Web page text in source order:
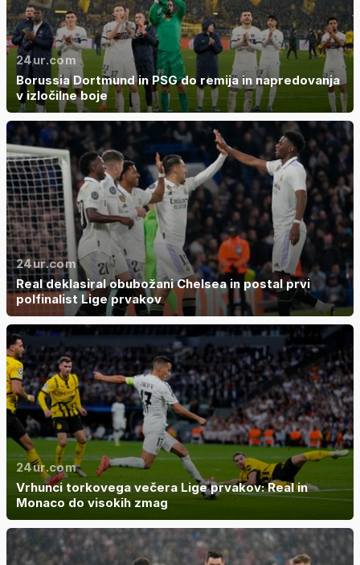
24ur.com
Borussia Dortmund in PSG do remija in napredovanja
v izločilne boje
24ur.com
Real deklasiral obubožani Chelsea in postal prvi
polfinalist Lige prvakov
24ur.com
Vrhunci torkovega večera Lige prvakov: Real in
Monaco do visokih zmag